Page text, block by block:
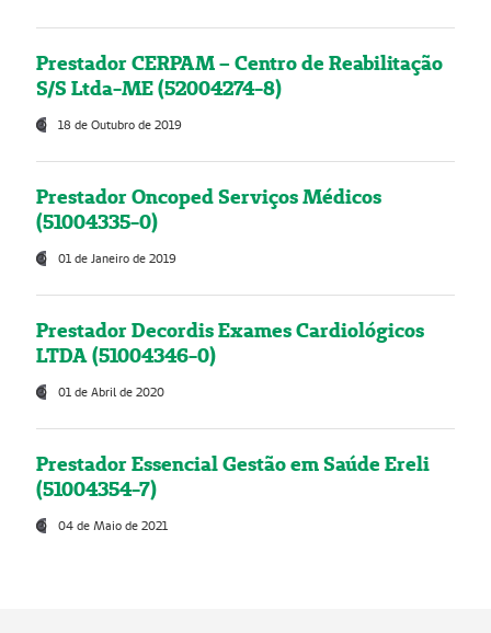
Prestador CERPAM – Centro de Reabilitação
S/S Ltda-ME (52004274-8)
18 de Outubro de 2019
Prestador Oncoped Serviços Médicos
(51004335-0)
01 de Janeiro de 2019
Prestador Decordis Exames Cardiológicos
LTDA (51004346-0)
01 de Abril de 2020
Prestador Essencial Gestão em Saúde Ereli
(51004354-7)
04 de Maio de 2021